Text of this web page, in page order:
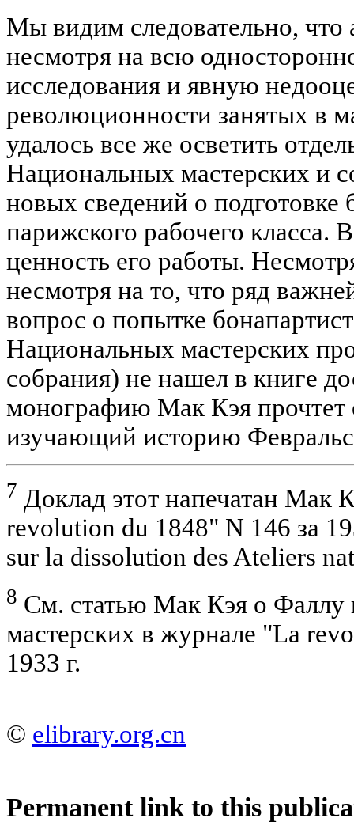
Мы видим следовательно, что
несмотря на всю
исследования и явную
революционности занятых в
удалось все же осветить
Национальных мастерских и
новых сведений о подготовке
парижского рабочего класса.
ценность его работы.
несмотря на то, что ряд
вопрос о попытке
Национальных мастерских
собрания) не нашел в книге
монографию Мак Кэя прочтет
изучающий историю
7 Доклад этот напечатан Мак
revolution du 1848" N 146 за
sur la dissolution des Ateliers
8 См. статью Мак Кэя о
мастерских в журнале "La
1933 г.
© elibrary.org.cn
Permanent link to this